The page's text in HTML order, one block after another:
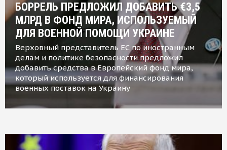
БОРРЕЛЬ ПРЕДЛОЖИЛ ДОБАВИТЬ €3,5
МЛРД В ФОНД МИРА, ИСПОЛЬЗУЕМЫЙ
ДЛЯ ВОЕННОЙ ПОМОЩИ УКРАИНЕ
Верховный представитель ЕС по иностранным
делам и политике безопасности предложил
добавить средства в Европейский фонд мира,
который используется для финансирования
военных поставок на Украину